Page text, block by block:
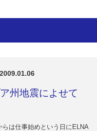
2009.01.06
州地震によせて
は仕事始めという日にELNA